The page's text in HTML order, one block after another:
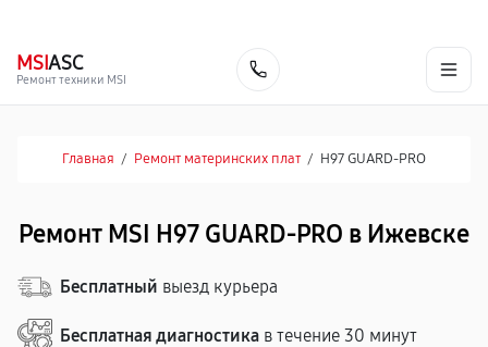
MSIASC
Ремонт техники MSI
Главная / Ремонт материнских плат / H97 GUARD-PRO
Ремонт MSI H97 GUARD-PRO в Ижевске
Бесплатный выезд курьера
Бесплатная диагностика в течение 30 минут